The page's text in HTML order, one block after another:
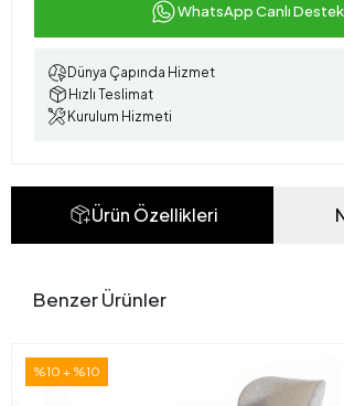
WhatsApp Canlı Destek
Dünya Çapında Hizmet
Hızlı Teslimat
Kurulum Hizmeti
Ürün Özellikleri
Benzer Ürünler
%10 + %10